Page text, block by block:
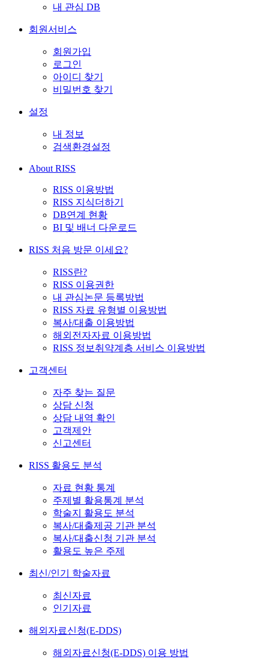
내 관심 DB
회원서비스
회원가입
로그인
아이디 찾기
비밀번호 찾기
설정
내 정보
검색환경설정
About RISS
RISS 이용방법
RISS 지식더하기
DB연계 현황
BI 및 배너 다운로드
RISS 처음 방문 이세요?
RISS란?
RISS 이용권한
내 관심논문 등록방법
RISS 자료 유형별 이용방법
복사/대출 이용방법
해외전자자료 이용방법
RISS 정보취약계층 서비스 이용방법
고객센터
자주 찾는 질문
상담 신청
상담 내역 확인
고객제안
신고센터
RISS 활용도 분석
자료 현황 통계
주제별 활용통계 분석
학술지 활용도 분석
복사/대출제공 기관 분석
복사/대출신청 기관 분석
활용도 높은 주제
최신/인기 학술자료
최신자료
인기자료
해외자료신청(E-DDS)
해외자료신청(E-DDS) 이용 방법